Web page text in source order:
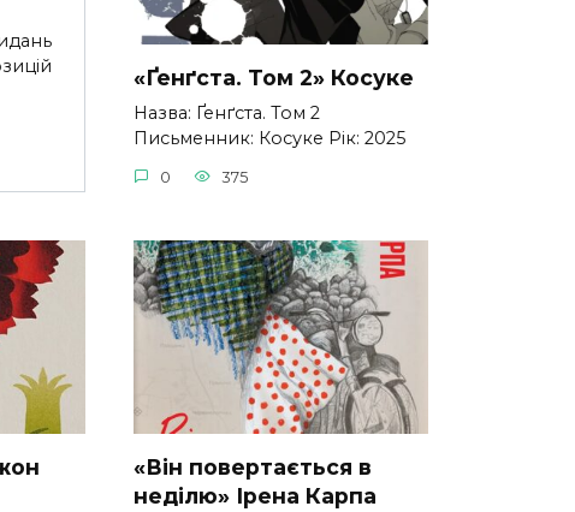
«Ґенґста. Том 2» Косуке
Назва: Ґенґста. Том 2
Письменник: Косуке Рік: 2025
0 375
«Він повертається в
неділю» Ірена Карпа